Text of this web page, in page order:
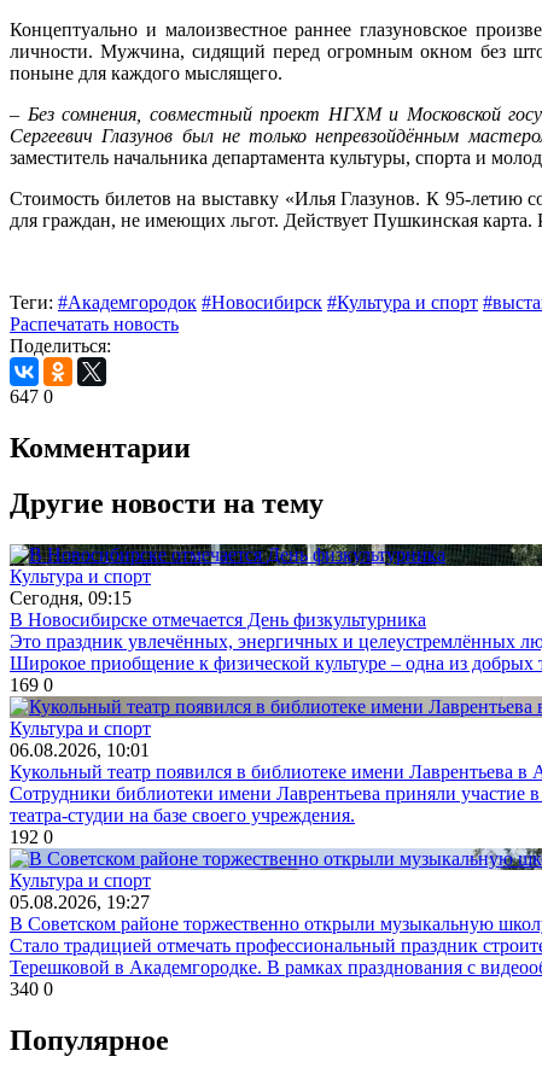
Концептуально и малоизвестное раннее глазуновское
личности. Мужчина, сидящий перед огромным окном без
поныне для каждого мыслящего.
– Без сомнения, совместный проект НГХМ и Московской
Сергеевич Глазунов был не только непревзойдённым
заместитель начальника департамента культуры, спорта и
Стоимость билетов на выставку «Илья Глазунов. К 95-летию
для граждан, не имеющих льгот. Действует Пушкинская карта.
Теги: #Академгородок #Новосибирск #Культура и спорт
Распечатать новость
Поделиться:
647 0
Комментарии
Другие новости на тему
Культура и спорт
Сегодня, 09:15
В Новосибирске отмечается День физкультурника
Это праздник увлечённых, энергичных и целеустремлённых
Широкое приобщение к физической культуре – одна из добрых
169 0
Культура и спорт
06.08.2026, 10:01
Кукольный театр появился в библиотеке имени Лаврентьева в
Сотрудники библиотеки имени Лаврентьева приняли участие
театра-студии на базе своего учреждения.
192 0
Культура и спорт
05.08.2026, 19:27
В Советском районе торжественно открыли музыкальную
Стало традицией отмечать профессиональный праздник
Терешковой в Академгородке. В рамках празднования с
340 0
Популярное